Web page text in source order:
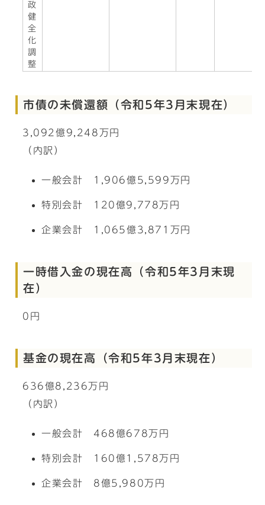
政
健
全
化
調
整
市債の未償還額（令和5年3月末現在）
3,092億9,248万円
（内訳）
一般会計 1,906億5,599万円
特別会計 120億9,778万円
企業会計 1,065億3,871万円
一時借入金の現在高（令和5年3月末現
在）
0円
基金の現在高（令和5年3月末現在）
636億8,236万円
（内訳）
一般会計 468億678万円
特別会計 160億1,578万円
企業会計 8億5,980万円